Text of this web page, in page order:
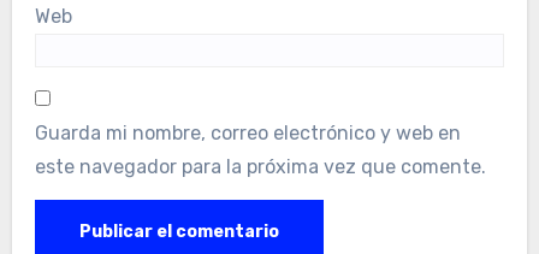
Web
Guarda mi nombre, correo electrónico y web en
este navegador para la próxima vez que comente.